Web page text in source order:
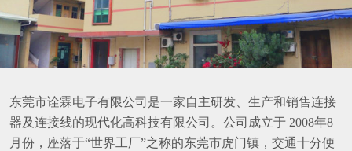
东莞市诠霖电子有限公司是一家自主研发、生产和销售连接
器及连接线的现代化高科技有限公司。公司成立于 2008年8
月份，座落于“世界工厂”之称的东莞市虎门镇，交通十分便